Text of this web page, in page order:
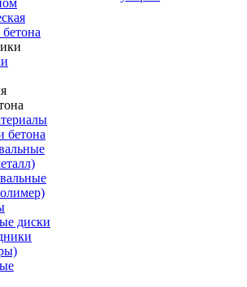
бетона
бетона
диски